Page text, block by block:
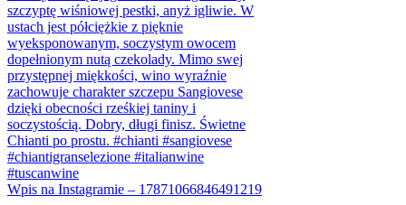
Wpis na Instagramie – 17871066846491219